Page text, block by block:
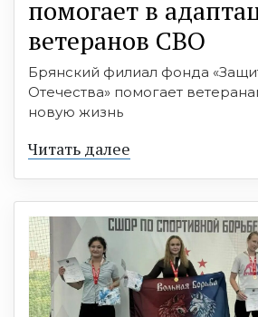
помогает в
ветеранов СВО
Брянский филиал фонда
Отечества» помогает
новую жизнь
Читать далее